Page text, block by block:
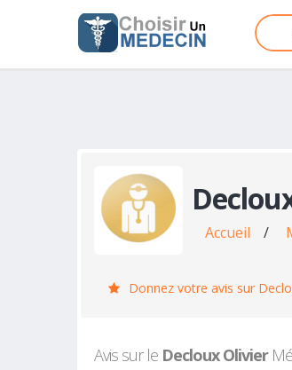
Accueil /
Donnez votre avis sur
Avis sur le Decloux Olivier